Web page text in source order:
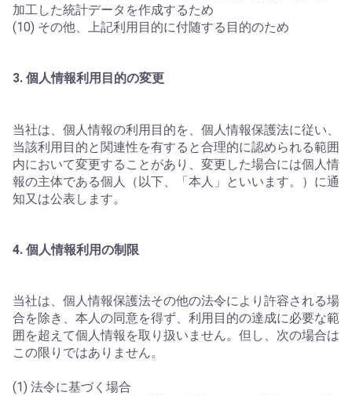
加工した統計データを作成するため
(10) その他、上記利用目的に付随する目的のため
3. 個人情報利用目的の変更
当社は、個人情報の利用目的を、個人情報保護法に従い、
当該利用目的と関連性を有すると合理的に認められる範囲
内において変更することがあり、変更した場合には個人情
報の主体である個人（以下、「本人」といいます。）に通
知又は公表します。
4. 個人情報利用の制限
当社は、個人情報保護法その他の法令により許容される場
合を除き、本人の同意を得ず、利用目的の達成に必要な範
囲を超えて個人情報を取り扱いません。但し、次の場合は
この限りではありません。
(1) 法令に基づく場合